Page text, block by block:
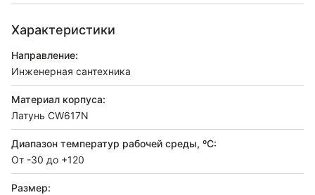
Характеристики
Направление:
Инженерная сантехника
Материал корпуса:
Латунь CW617N
Диапазон температур рабочей среды, ºС:
От -30 до +120
Размер: